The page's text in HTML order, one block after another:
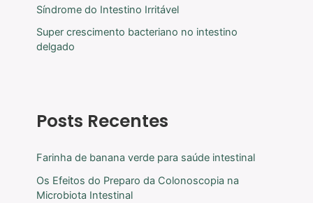
Síndrome do Intestino Irritável
Super crescimento bacteriano no intestino
delgado
Posts Recentes
Farinha de banana verde para saúde intestinal
Os Efeitos do Preparo da Colonoscopia na
Microbiota Intestinal